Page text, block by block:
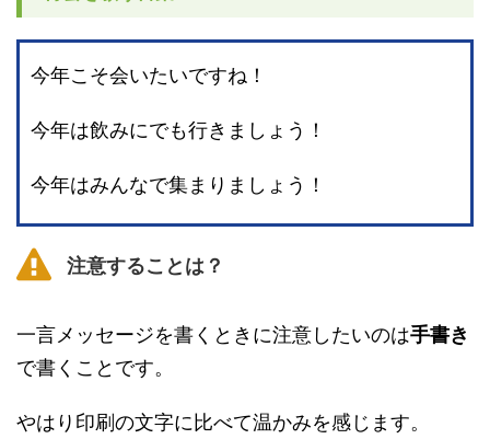
今年こそ会いたいですね！
今年は飲みにでも行きましょう！
今年はみんなで集まりましょう！
注意することは？
一言メッセージを書くときに注意したいのは手書き
で書くことです。
やはり印刷の文字に比べて温かみを感じます。